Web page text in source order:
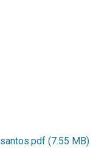
(7.55 MB)